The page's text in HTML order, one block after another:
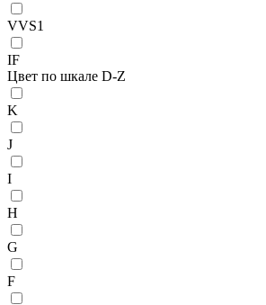
VVS1
IF
Цвет по шкале D-Z
K
J
I
H
G
F